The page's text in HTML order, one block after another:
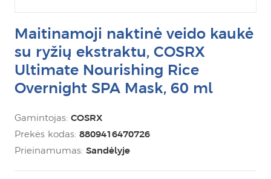
Maitinamoji naktinė veido kaukė
su ryžių ekstraktu, COSRX
Ultimate Nourishing Rice
Overnight SPA Mask, 60 ml
Gamintojas: COSRX
Prekės kodas: 8809416470726
Prieinamumas: Sandėlyje